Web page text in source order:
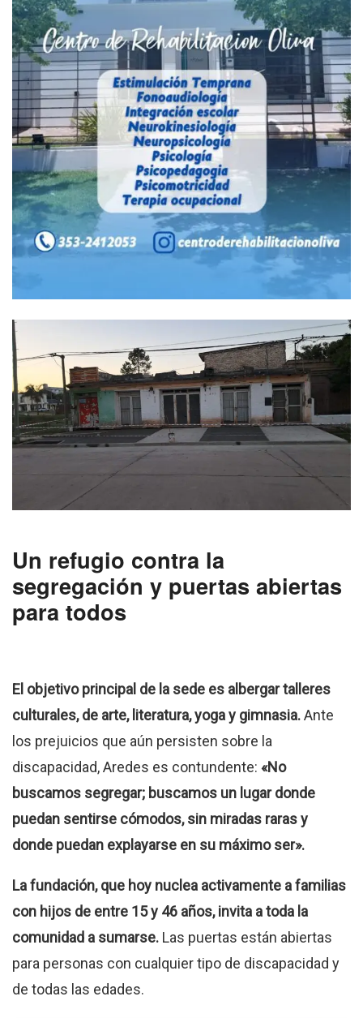
Un refugio contra la
segregación y puertas abiertas
para todos
El objetivo principal de la sede es albergar talleres
culturales, de arte, literatura, yoga y gimnasia.Ante
los prejuicios que aún persisten sobre la
discapacidad, Aredes es contundente: «No
buscamos segregar; buscamos un lugar donde
puedan sentirse cómodos, sin miradas raras y
donde puedan explayarse en su máximo ser».
La fundación, que hoy nuclea activamente a familias
con hijos de entre 15 y 46 años, invita a toda la
comunidad a sumarse. Las puertas están abiertas
para personas con cualquier tipo de discapacidad y
de todas las edades.